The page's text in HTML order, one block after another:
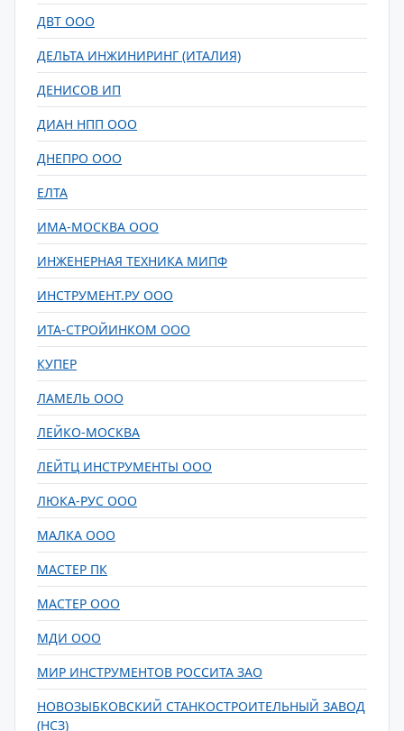
ДВТ ООО
ДЕЛЬТА ИНЖИНИРИНГ (ИТАЛИЯ)
ДЕНИСОВ ИП
ДИАН НПП ООО
ДНЕПРО ООО
ЕЛТА
ИМА-МОСКВА ООО
ИНЖЕНЕРНАЯ ТЕХНИКА МИПФ
ИНСТРУМЕНТ.РУ ООО
ИТА-СТРОЙИНКОМ ООО
КУПЕР
ЛАМЕЛЬ ООО
ЛЕЙКО-МОСКВА
ЛЕЙТЦ ИНСТРУМЕНТЫ ООО
ЛЮКА-РУС ООО
МАЛКА ООО
МАСТЕР ПК
МАСТЕР ООО
МДИ ООО
МИР ИНСТРУМЕНТОВ РОССИТА ЗАО
НОВОЗЫБКОВСКИЙ СТАНКОСТРОИТЕЛЬНЫЙ ЗАВОД
(НСЗ)